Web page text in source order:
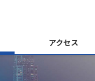
アクセス